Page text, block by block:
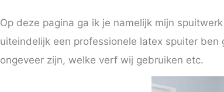
Op deze pagina ga ik je namelijk mijn
uiteindelijk een professionele latex spuiter
ongeveer zijn, welke verf wij gebruiken etc.